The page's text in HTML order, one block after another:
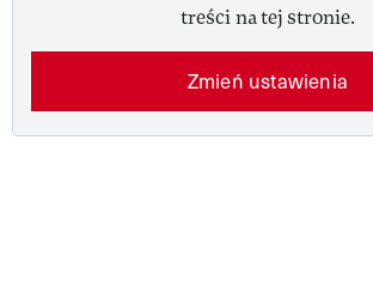
treści na tej stronie.
Zmień ustawienia